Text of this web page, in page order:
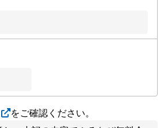
をご確認ください。